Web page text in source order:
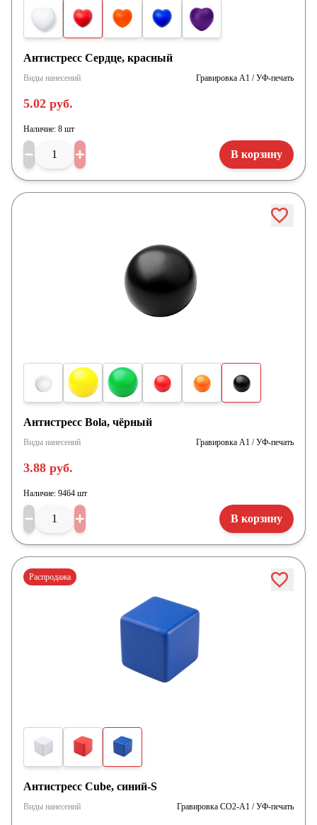
Антистресс Сердце, красный
Виды нанесений Гравировка А1 / УФ-печать
5.02 руб.
Наличие: 8 шт
В корзину
Антистресс Bola, чёрный
Виды нанесений Гравировка А1 / УФ-печать
3.88 руб.
Наличие: 9464 шт
В корзину
Распродажа
Антистресс Сube, синий-S
Виды нанесений Гравировка CO2-А1 / УФ-печать